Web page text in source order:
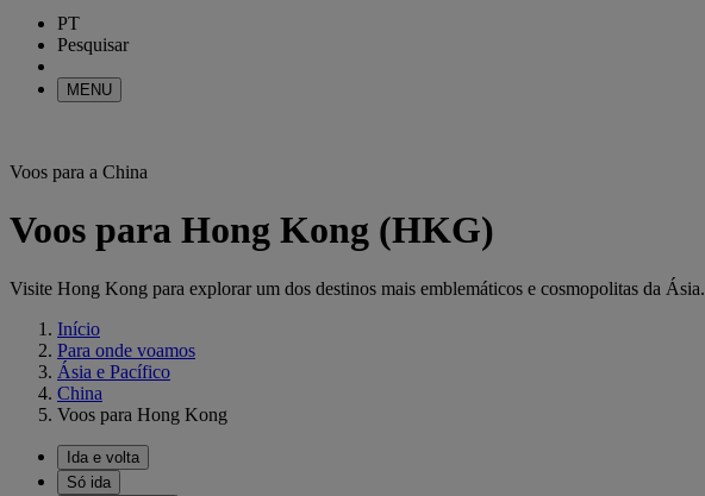
PT
Pesquisar
MENU
Voos para a China
Voos para Hong Kong (HKG)
Visite Hong Kong para explorar um dos destinos mais emblemáticos e cosmopolitas da Ásia.
Início
Para onde voamos
Ásia e Pacífico
China
Voos para Hong Kong
Ida e volta
Só ida